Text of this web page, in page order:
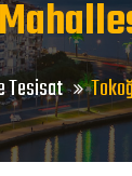
Tesisat